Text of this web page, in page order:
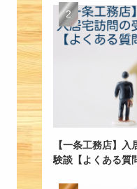
【一条工務店】
験談【よくある質